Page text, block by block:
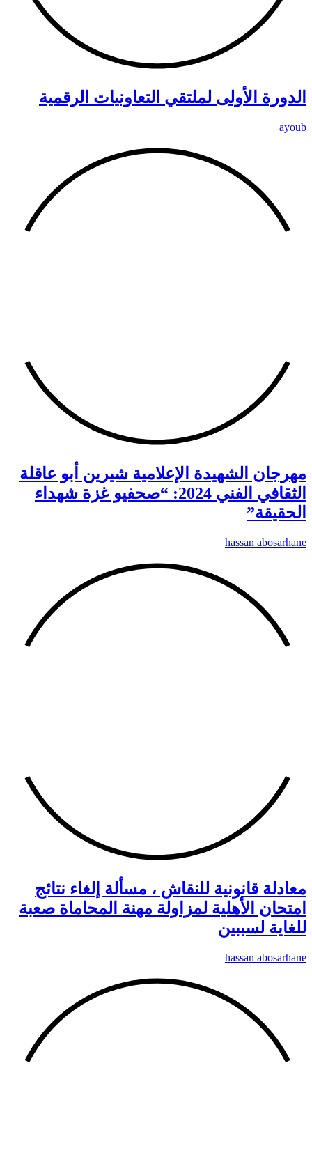
الدورة الأولى لملتقي التعاونيات الرقمية
ayoub
مهرجان الشهيدة الإعلامية شيرين أبو عاقلة
الثقافي الفني 2024: “صحفيو غزة شهداء
الحقيقة”
hassan abosarhane
معادلة قانونية للنقاش ، مسألة إلغاء نتائج
امتحان الأهلية لمزاولة مهنة المحاماة صعبة
للغاية لسببين
hassan abosarhane